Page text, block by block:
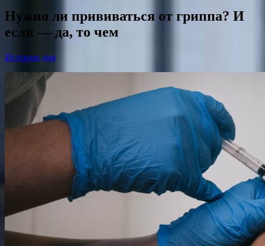
Нужно ли прививаться от гриппа? И
если — да, то чем
История дня